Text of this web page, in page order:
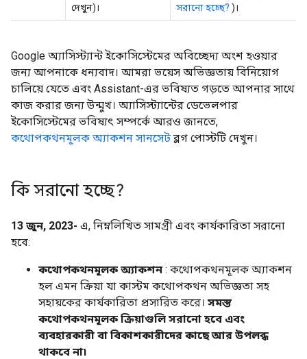
দেখুন)।
সরানো হচ্ছে? )।
Google অ্যাসিস্ট্যান্ট ইকোসিস্টেমের অবিচ্ছেদ্য অংশ হওয়ার
জন্য আপনাকে ধন্যবাদ। আমরা ভয়েস অভিজ্ঞতায় বিনিয়োগ
চালিয়ে যেতে এবং Assistant-এর ভবিষ্যত গড়তে আপনার সাথে
কাজ করার জন্য উন্মুখ। অ্যাসিস্ট্যান্টের ডেভেলপার
ইকোসিস্টেমের ভবিষ্যৎ সম্পর্কে আরও জানতে,
কথোপকথনমূলক অ্যাকশন সানসেটব্লগ পোস্টটি দেখুন।
কি সরানো হচ্ছে?
13 জুন, 2023- এ, নিম্নলিখিত সামগ্রী এবং কার্যকারিতা সরানো
হবে:
কথোপকথনমূলক অ্যাকশন : কথোপকথনমূলক অ্যাকশন
হল এমন ক্রিয়া যা কাস্টম কথোপকথন অভিজ্ঞতা সহ
সহায়কের কার্যকারিতা প্রসারিত করে। সমস্ত
কথোপকথনমূলক ক্রিয়াগুলি সরানো হবে এবং
ব্যবহারকারী বা বিকাশকারীদের কাছে আর উপলব্ধ
থাকবে না৷